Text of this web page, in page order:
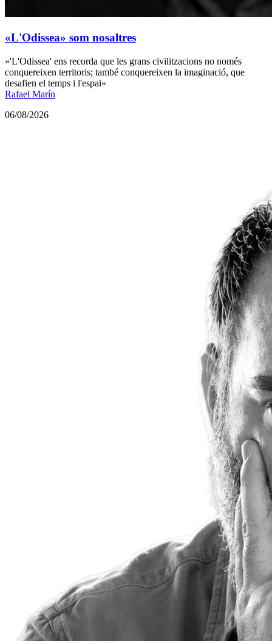
«L'Odissea» som nosaltres
«'L'Odissea' ens recorda que les grans civilitzacions no només
conquereixen territoris; també conquereixen la imaginació, que
desafien el temps i l'espai»
Rafael Marín
06/08/2026